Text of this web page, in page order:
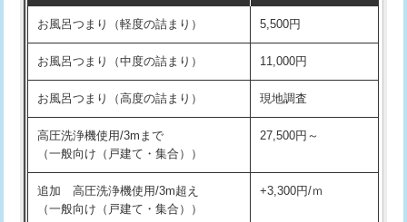
交換・取付(単水栓（壁付・デッキ
式）)
13,200円+材料費
交換・取付(混合水栓（壁付・デッキ
式・ワンホール）)
16,500円+材料費
交換・取付(排水栓・排水トラップ
（P/S/ポップアップ））
22,000円+材料費
交換・取付（その他部品） 11,000円+材料費
お風呂つまり（軽度の詰まり） 5,500円
お風呂つまり（中度の詰まり） 11,000円
お風呂つまり（高度の詰まり） 現地調査
高圧洗浄機使用/3mまで
（一般向け（戸建て・集合））
27,500円～
追加 高圧洗浄機使用/3m超え
（一般向け（戸建て・集合））
+3,300円/ｍ